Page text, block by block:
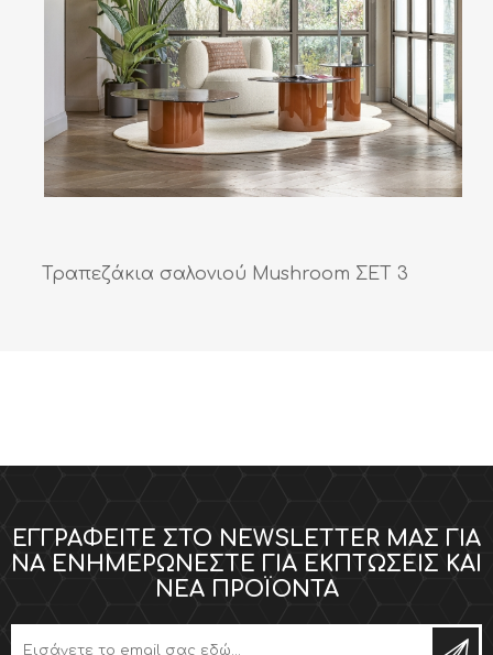
Τραπεζάκια σαλονιού Mushroom ΣΕΤ 3
ΕΓΓΡΑΦΕΊΤΕ ΣΤΟ NEWSLETTER ΜΑΣ ΓΙΑ
ΝΑ ΕΝΗΜΕΡΏΝΕΣΤΕ ΓΙΑ ΕΚΠΤΏΣΕΙΣ ΚΑΙ
ΝΈΑ ΠΡΟΪΌΝΤΑ